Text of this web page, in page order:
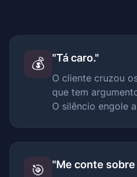
💰 "Tá caro."
O cliente cruzou
que tem
O silêncio engole
🎯 "Me conte sobre